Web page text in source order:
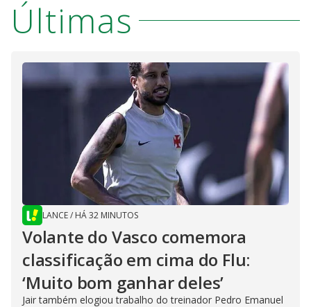
Últimas
LANCE/ HÁ 32 MINUTOS
Volante do Vasco comemora
classificação em cima do Flu:
‘Muito bom ganhar deles’
Jair também elogiou trabalho do treinador Pedro Emanuel